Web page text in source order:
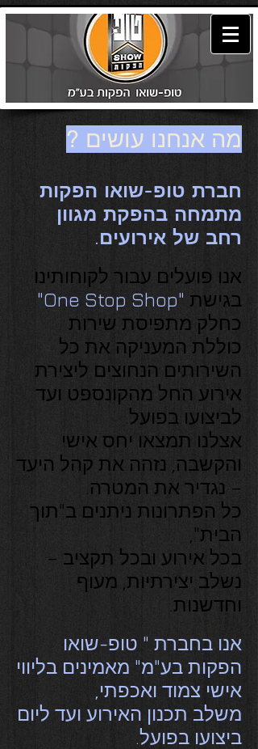
מה אנחנו עושים ?
חברת טופ-שואו הפקות
מתמחה בהפקת מגוון
רחב של אירועים.
אנו פועלים עבור לקוחותינו
בגישת "One Stop Shop"
כחלק מתפיסת שירות
כוללת המעניקה את כל
השירותים הנחוצים ליצירת
אירוע החל מהקונספט ועד
לביצועו בפועל.
אצלנו תמצאו יחס אישי
והקשבה, נזהה את קהל היעד
– נגדיר את המטרה.
כל הפתרונות ניתנים ב"תוך
הבית",
בכל אירוע ובכל תקציב –
נשלב יצירתיות, מעוף
וחדשנות.
אנו בחברת " טופ-שואו
הפקות בע"מ" מאמינים בליווי
אישי צמוד ואכפתי,
משלב תכנון האירוע ועד ליום
ביצועו בפועל.